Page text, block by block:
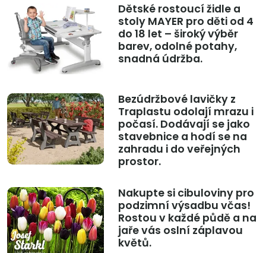
Dětské rostoucí židle a
stoly MAYER pro děti od 4
do 18 let – široký výběr
barev, odolné potahy,
snadná údržba.
Bezúdržbové lavičky z
Traplastu odolají mrazu i
počasí. Dodávají se jako
stavebnice a hodí se na
zahradu i do veřejných
prostor.
Nakupte si cibuloviny pro
podzimní výsadbu včas!
Rostou v každé půdě a na
jaře vás oslní záplavou
květů.